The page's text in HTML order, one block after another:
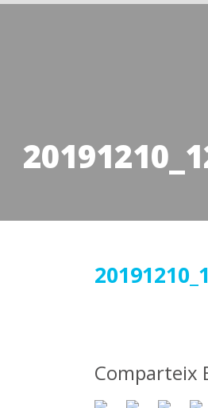
Comparteix